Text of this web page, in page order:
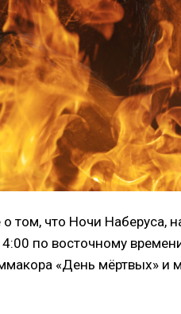
том, что Ночи
по восточному
«День мёртвых» и